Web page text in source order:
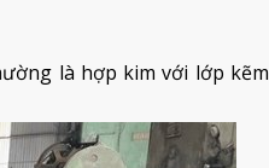
là hợp kim với lớp kẽm